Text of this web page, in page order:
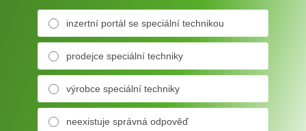
inzertní portál se speciální technikou
prodejce speciální techniky
výrobce speciální techniky
neexistuje správná odpověď